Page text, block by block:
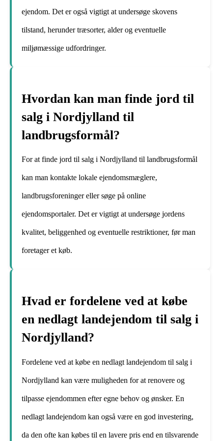
ejendom. Det er også vigtigt at undersøge skovens
tilstand, herunder træsorter, alder og eventuelle
miljømæssige udfordringer.
Hvordan kan man finde jord til
salg i Nordjylland til
landbrugsformål?
For at finde jord til salg i Nordjylland til landbrugsformål
kan man kontakte lokale ejendomsmæglere,
landbrugsforeninger eller søge på online
ejendomsportaler. Det er vigtigt at undersøge jordens
kvalitet, beliggenhed og eventuelle restriktioner, før man
foretager et køb.
Hvad er fordelene ved at købe
en nedlagt landejendom til salg i
Nordjylland?
Fordelene ved at købe en nedlagt landejendom til salg i
Nordjylland kan være muligheden for at renovere og
tilpasse ejendommen efter egne behov og ønsker. En
nedlagt landejendom kan også være en god investering,
da den ofte kan købes til en lavere pris end en tilsvarende